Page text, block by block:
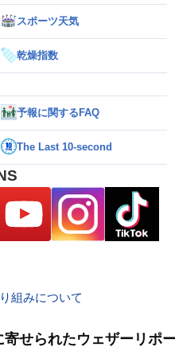
スポーツ天気
乾燥指数
予報に関するFAQ
The Last 10-second
組みについて
せられたウェザーリポ